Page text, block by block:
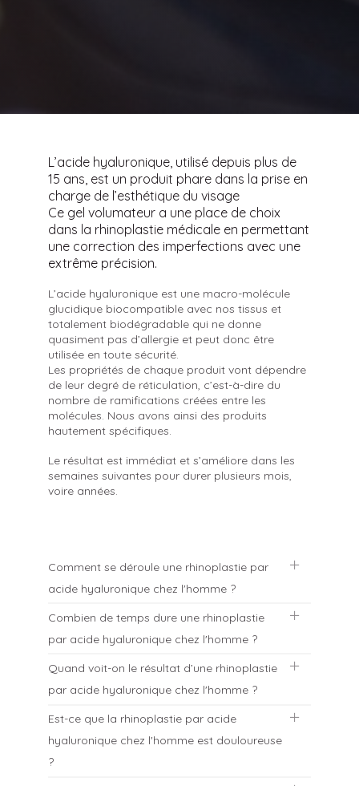
L’acide hyaluronique, utilisé depuis plus de
15 ans, est un produit phare dans la prise en
charge de l’esthétique du visage
Ce gel volumateur a une place de choix
dans la rhinoplastie médicale en permettant
une correction des imperfections avec une
extrême précision.
L’acide hyaluronique est une macro-molécule
glucidique biocompatible avec nos tissus et
totalement biodégradable qui ne donne
quasiment pas d’allergie et peut donc être
utilisée en toute sécurité.
Les propriétés de chaque produit vont dépendre
de leur degré de réticulation, c’est-à-dire du
nombre de ramifications créées entre les
molécules. Nous avons ainsi des produits
hautement spécifiques.
Le résultat est immédiat et s’améliore dans les
semaines suivantes pour durer plusieurs mois,
voire années.
Comment se déroule une rhinoplastie par
acide hyaluronique chez l'homme ?
Après la prise de photos avec l’appareil Lifeviz
infinity Pro de Quantificare qui permettra de
redéfinit avec le patient ses attentes et
dessine les zones à injecter. Le patient est
installé confortablement et les procédures de
désinfections sont réalisées. Le Dr Kitzinger
peut procéder à une anesthésie locale si cela
est nécessaire mais les produits utilisés
Combien de temps dure une rhinoplastie
par acide hyaluronique chez l'homme ?
La durée totale de la séance est d’environ 30
minutes et l’injection est seulement de
Quand voit-on le résultat d’une rhinoplastie
par acide hyaluronique chez l'homme ?
Le résultat est visible immédiatement et le
patient peut l’apprécier au fur et à mesure de
Est-ce que la rhinoplastie par acide
hyaluronique chez l'homme est douloureuse
?